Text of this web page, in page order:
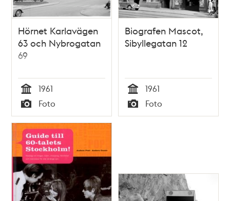
Hörnet Karlavägen
63 och Nybrogatan
69
Tid
1961
Typ
Foto
Biografen Mascot,
Sibyllegatan 12
Tid
1961
Typ
Foto